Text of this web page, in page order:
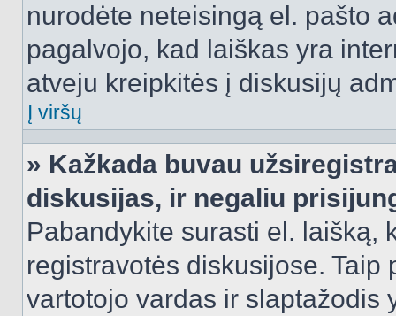
nurodėte neteisingą el. pašto
pagalvojo, kad laiškas yra
atveju kreipkitės į diskusijų
Į viršų
» Kažkada buvau
diskusijas, ir negaliu
Pabandykite surasti el. laišką,
registravotės diskusijose.
vartotojo vardas ir slaptažodis